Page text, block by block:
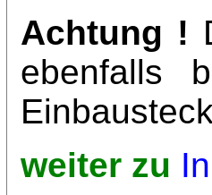
Achtung !
ebenfalls
weiter zu